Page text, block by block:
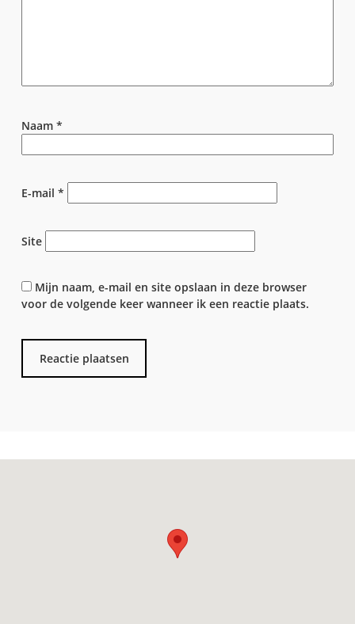
Naam*
E-mail*
Site
Mijn naam, e-mail en site opslaan in deze browser
voor de volgende keer wanneer ik een reactie plaats.